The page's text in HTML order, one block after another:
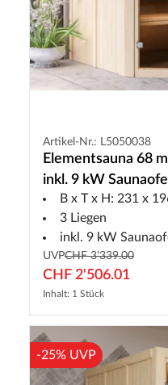
Artikel-Nr.: L5050038
Elementsauna 68
inkl. 9 kW
B x T x H: 231 x
3 Liegen
inkl. 9 kW
UVPCHF 3'339.00
CHF 2'506.01
Inhalt: 1 Stück
-25% UVP